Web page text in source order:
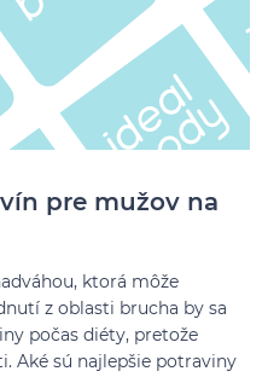
pre mužov na
ktorá môže
z oblasti brucha by sa
počas diéty, pretože
Aké sú najlepšie potraviny